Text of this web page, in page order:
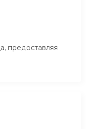
предоставляя